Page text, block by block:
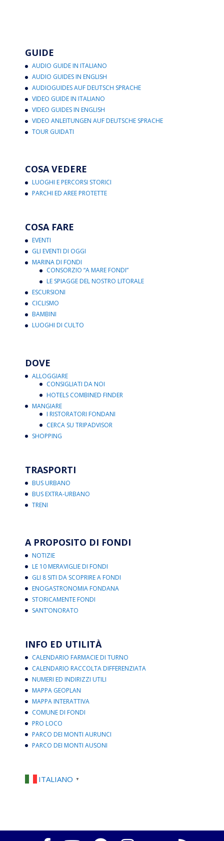
GUIDE
AUDIO GUIDE IN ITALIANO
AUDIO GUIDES IN ENGLISH
AUDIOGUIDES AUF DEUTSCH SPRACHE
VIDEO GUIDE IN ITALIANO
VIDEO GUIDES IN ENGLISH
VIDEO ANLEITUNGEN AUF DEUTSCHE SPRACHE
TOUR GUIDATI
COSA VEDERE
LUOGHI E PERCORSI STORICI
PARCHI ED AREE PROTETTE
COSA FARE
EVENTI
GLI EVENTI DI OGGI
MARINA DI FONDI
CONSORZIO “A MARE FONDI”
LE SPIAGGE DEL NOSTRO LITORALE
ESCURSIONI
CICLISMO
BAMBINI
LUOGHI DI CULTO
DOVE
ALLOGGIARE
CONSIGLIATI DA NOI
HOTELS COMBINED FINDER
MANGIARE
I RISTORATORI FONDANI
CERCA SU TRIPADVISOR
SHOPPING
TRASPORTI
BUS URBANO
BUS EXTRA-URBANO
TRENI
A PROPOSITO DI FONDI
NOTIZIE
LE 10 MERAVIGLIE DI FONDI
GLI 8 SITI DA SCOPRIRE A FONDI
ENOGASTRONOMIA FONDANA
STORICAMENTE FONDI
SANT’ONORATO
INFO ED UTILITÀ
CALENDARIO FARMACIE DI TURNO
CALENDARIO RACCOLTA DIFFERENZIATA
NUMERI ED INDIRIZZI UTILI
MAPPA GEOPLAN
MAPPA INTERATTIVA
COMUNE DI FONDI
PRO LOCO
PARCO DEI MONTI AURUNCI
PARCO DEI MONTI AUSONI
ITALIANO ▼